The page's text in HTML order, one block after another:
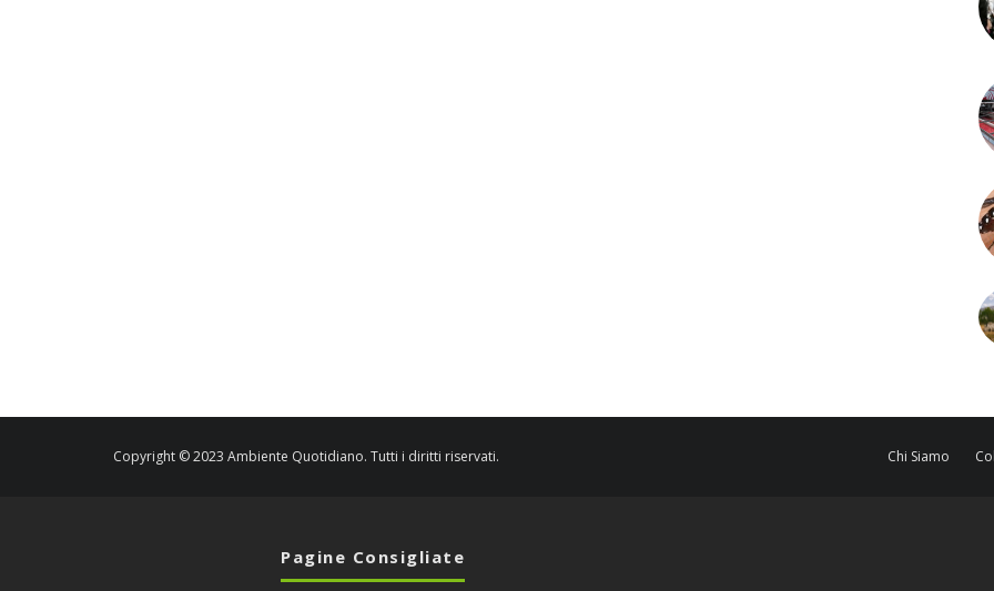
Copyright © 2023 Ambiente Quotidiano. Tutti i diritti riservati. Chi Siamo
Pagine Consigliate